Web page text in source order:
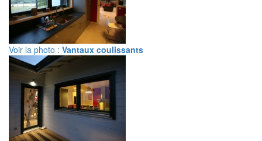
Voir la photo : Vantaux coulissants